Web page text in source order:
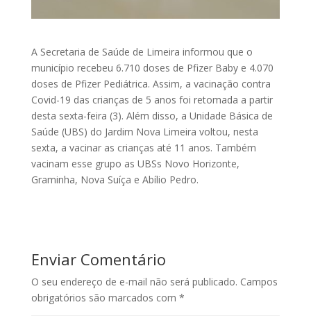
A Secretaria de Saúde de Limeira informou que o
município recebeu 6.710 doses de Pfizer Baby e 4.070
doses de Pfizer Pediátrica. Assim, a vacinação contra
Covid-19 das crianças de 5 anos foi retomada a partir
desta sexta-feira (3). Além disso, a Unidade Básica de
Saúde (UBS) do Jardim Nova Limeira voltou, nesta
sexta, a vacinar as crianças até 11 anos. Também
vacinam esse grupo as UBSs Novo Horizonte,
Graminha, Nova Suíça e Abílio Pedro.
Enviar Comentário
O seu endereço de e-mail não será publicado. Campos
obrigatórios são marcados com *